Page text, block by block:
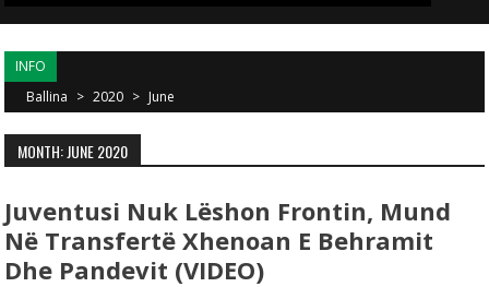
INFO
Ballina > 2020 > June
MONTH: JUNE 2020
Juventusi Nuk Lëshon Frontin, Mund
Në Transfertë Xhenoan E Behramit
Dhe Pandevit (VIDEO)